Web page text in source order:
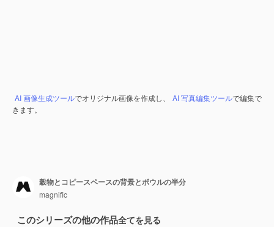
AI 画像生成ツールでオリジナル画像を作成し、 AI 写真編集ツールで編集で
きます。
穀物とコピースペースの背景とボウルの半分
magnific
このシリーズの他の作品全てを見る